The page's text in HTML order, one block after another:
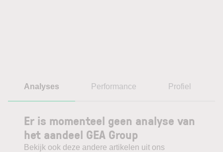
Analyses Performance Profiel
Er is momenteel geen analyse van
het aandeel GEA Group
Bekijk ook deze andere artikelen uit ons